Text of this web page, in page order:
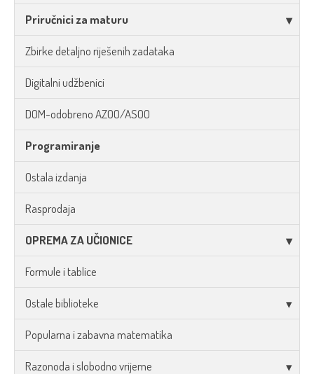
Priručnici za maturu
Zbirke detaljno riješenih zadataka
Digitalni udžbenici
DOM-odobreno AZOO/ASOO
Programiranje
Ostala izdanja
Rasprodaja
OPREMA ZA UČIONICE
Formule i tablice
Ostale biblioteke
Popularna i zabavna matematika
Razonoda i slobodno vrijeme